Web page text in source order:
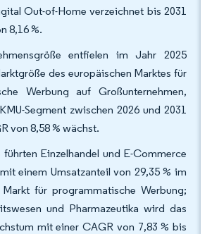
Out-of-Home verzeichnet bis 2031
8,16 %.
entfielen im Jahr 2025
des europäischen Marktes für
Werbung auf Großunternehmen,
Segment zwischen 2026 und 2031
von 8,58 % wächst.
führten Einzelhandel und E-Commerce
einem Umsatzanteil von 29,35 % im
für programmatische Werbung;
und Pharmazeutika wird das
mit einer CAGR von 7,83 % bis